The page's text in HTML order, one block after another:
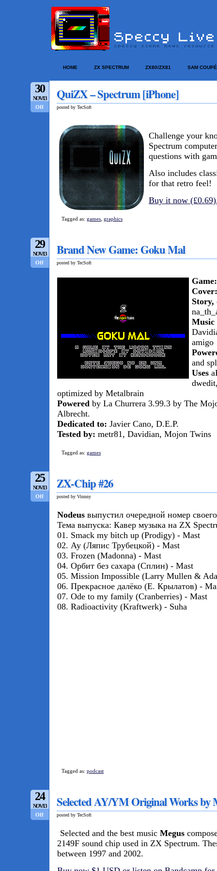
HOME ZX SPECTRUM ZX80/ZX81 SAM COUPÉ
30
NOV/13
Off
QuiZX – Spectrum [iPhone]
posted by TecSoft
Challenge your
Spectrum
questions with
Also includes
for that retro feel!
Buy it now
Tagged as: games graphics
29
NOV/13
Off
Brand New Game: Goku Mal
posted by TecSoft
Game:
Cover:
Story,
Music
amigo
and
Uses
optimized by Metalbrain
Powered by La Churrera 3.99.3 by The
Albrecht.
Dedicated to: Javier Cano, D.E.P.
Tested by: metr81, Davidian, Mojon Twins
Tagged as: games
25
NOV/13
Off
ZX-Chip #26
posted by Vinnny
Nodeus выпустил очередной номер
Тема выпуска: Кавер музыка на ZX
01. Smack my bitch up (Prodigy) - Mast
02. Ау (Ляпис Трубецкой) - Mast
03. Frozen (Madonna) - Mast
04. Орбит без сахара (Сплин) - Mast
05. Mission Impossible (Larry Mullen &
06. Прекрасное далёко (Е. Крылатов) -
07. Ode to my family (Cranberries) - Mast
08. Radioactivity (Kraftwerk) - Suha
Tagged as: podcast
24
NOV/13
Off
Selected AY​/​YM Original Works by
posted by TecSoft
Selected and the best music Megus
2149F sound chip used in ZX Spectrum.
between 1997 and 2002.